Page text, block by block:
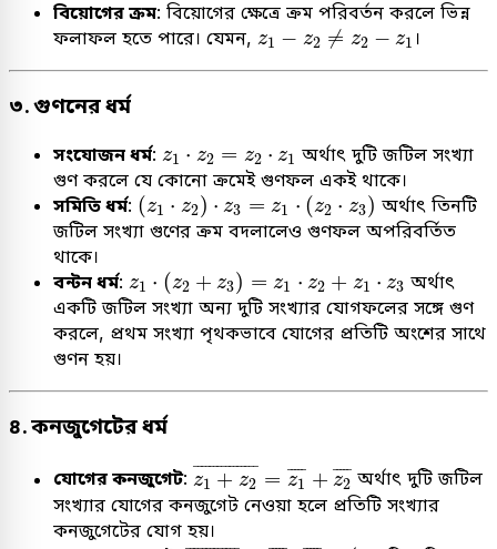
বিয়োগের ক্রম: বিয়োগের ক্ষেত্রে ক্রম পরিবর্তন করলে ভিন্ন
ফলাফল হতে পারে। যেমন, z1 − z2 ≠ z2 − z1
z 2 z2 − 1 ।
৩. গুণনের ধর্ম
সংযোজন ধর্ম: z1 ⋅ z2 = z2 ⋅ z1
z1 ⋅z 2=z 2⋅z 1
অর্থাৎ দুটি জটিল সংখ্যা
গুণ করলে যে কোনো ক্রমেই গুণফল একই থাকে।
সমিতি ধর্ম: (z1 ⋅ z2) ⋅ z3 = z1 ⋅ (z2 ⋅ z3)
(z 1 z2 )⋅ z3 = z 1⋅ (z ⋅ 3 )
অর্থাৎ তিনটি
জটিল সংখ্যা গুণের ক্রম বদলালেও গুণফল অপরিবর্তিত
থাকে।
বন্টন ধর্ম: z1 ⋅ (z2 + z3) = z1 ⋅ z2 + z1 ⋅ z3
z z = z
অর্থাৎ
একটি জটিল সংখ্যা অন্য দুটি সংখ্যার যোগফলের সঙ্গে গুণ
করলে, প্রথম সংখ্যা পৃথকভাবে যোগের প্রতিটি অংশের সাথে
গুণন হয়।
৪. কনজুগেটের ধর্ম
যোগের কনজুগেট: ¯¯¯¯¯¯¯¯¯¯¯¯¯¯¯¯
z1 + z2 = ¯¯¯¯¯
z1 + ¯¯¯¯¯
z2
z1+z2¯ 1¯+ 2¯
অর্থাৎ দুটি জটিল
সংখ্যার যোগের কনজুগেট নেওয়া হলে প্রতিটি সংখ্যার
কনজুগেটের যোগ হয়।